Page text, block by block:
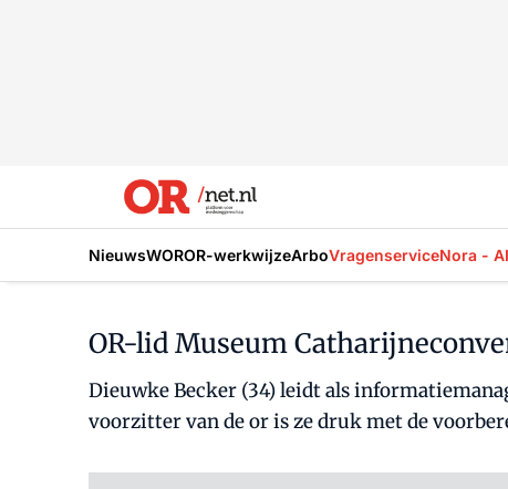
NieuwsWOROR-werkwijzeArboVragenserviceNora -
OR-lid Museum
Dieuwke Becker (34) leidt als
voorzitter van de or is ze druk met de